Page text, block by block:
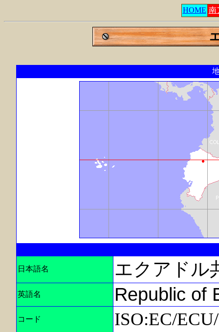
HOME 南
日本語名 エクアドル
英語名 Republic of
コード ISO:EC/